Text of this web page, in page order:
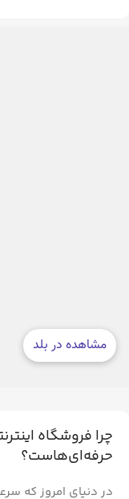
چرا فروشگاه
حرفه‌ای‌هاست؟
در دنیای امروز که